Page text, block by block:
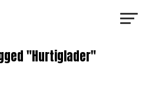
"Hurtiglader"